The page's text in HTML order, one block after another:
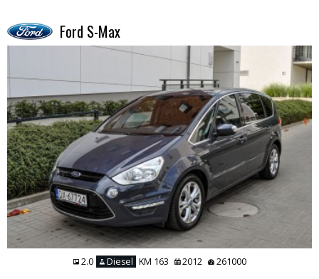
Ford S-Max
2.0 Diesel KM 163 2012 261000